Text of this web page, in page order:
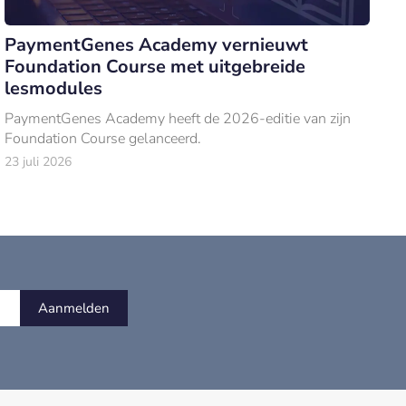
PaymentGenes Academy vernieuwt
Foundation Course met uitgebreide
lesmodules
PaymentGenes Academy heeft de 2026-editie van zijn
Foundation Course gelanceerd.
23 juli 2026
Aanmelden